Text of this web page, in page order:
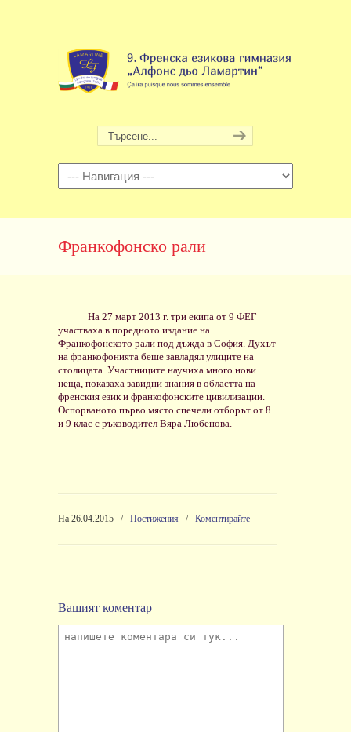
Навигация
Франкофонско рали
На 27 март 2013 г. три екипа от 9 ФЕГ
участваха в поредното издание на
Франкофонското рали под дъжда в София. Духът
на франкофонията беше завладял улиците на
столицата. Участниците научиха много нови
неща, показаха завидни знания в областта на
френския език и франкофонските цивилизации.
Оспорваното първо място спечели отборът от 8
и 9 клас с ръководител Вяра Любенова.
На 26.04.2015 / Постижения / Коментирайте
Вашият коментар